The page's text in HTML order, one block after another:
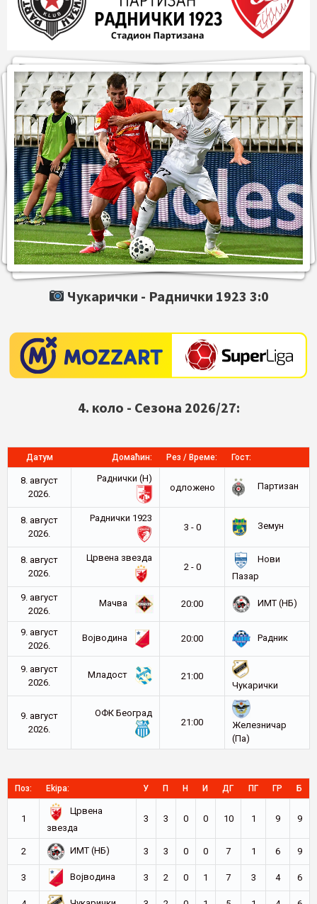
Чукарички - Раднички 1923 3:0
4. коло - Сезона 2026/27:
Датум Домаћин: Рез / Време: Гост:
8. август
2026.
Раднички (Н)
oдложено
Партизан
8. август
2026.
Раднички 1923
3 - 0
Земун
8. август
2026.
Црвена звезда
2 - 0
Нови
Пазар
9. август
2026.
Мачва 20:00 ИМТ (НБ)
9. август
2026.
Војводина 20:00 Радник
9. август
2026.
Младост
21:00
Чукарички
9. август
2026.
ОФК Београд
21:00
Железничар
(Па)
Поз: Ekipa: У П Н И ДГ ПГ ГР Б
1
Црвена
звезда
3 3 0 0 10 1 9 9
2 ИМТ (НБ) 3 3 0 0 7 1 6 9
3 Војводина 3 2 0 1 7 3 4 6